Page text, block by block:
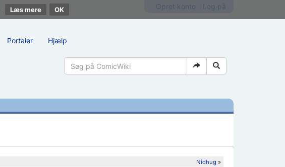
Læs mere
Portaler Hjælp
Nidhug »